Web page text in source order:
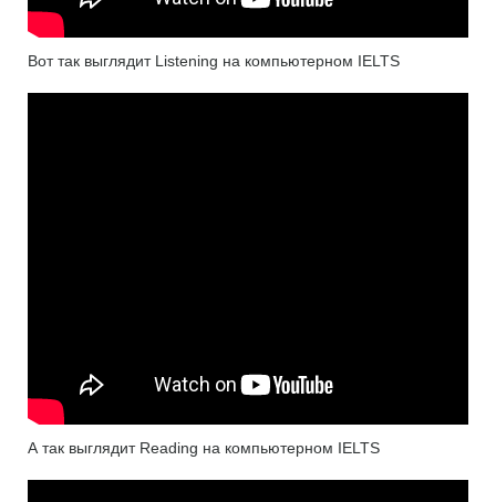
Вот так выглядит Listening на компьютерном IELTS
А так выглядит Reading на компьютерном IELTS